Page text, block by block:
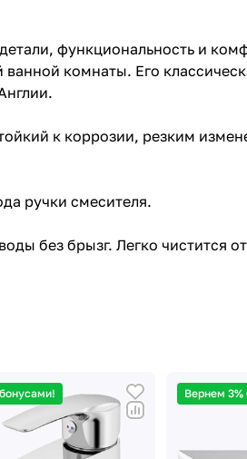
функциональность и
комнаты. Его
к коррозии, резким
ручки смесителя.
без брызг. Легко чистится
Вернем 3%